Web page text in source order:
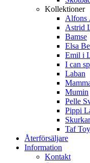
Kollektioner
Alfons
Astrid
Bamse
Elsa
Emil i
I can
Laban
Mumin
Pelle
Pippi
Taf
Återförsäljare
Information
Kontakt